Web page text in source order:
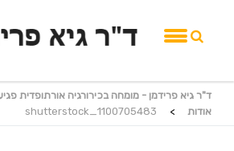
ד"ר גיא פרידמן - מומחה בכירורגיה אורתופדית
אודות
>
shutterstock_1100705483